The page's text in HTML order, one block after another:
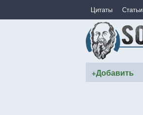
Цитаты Статьи
+Добавить